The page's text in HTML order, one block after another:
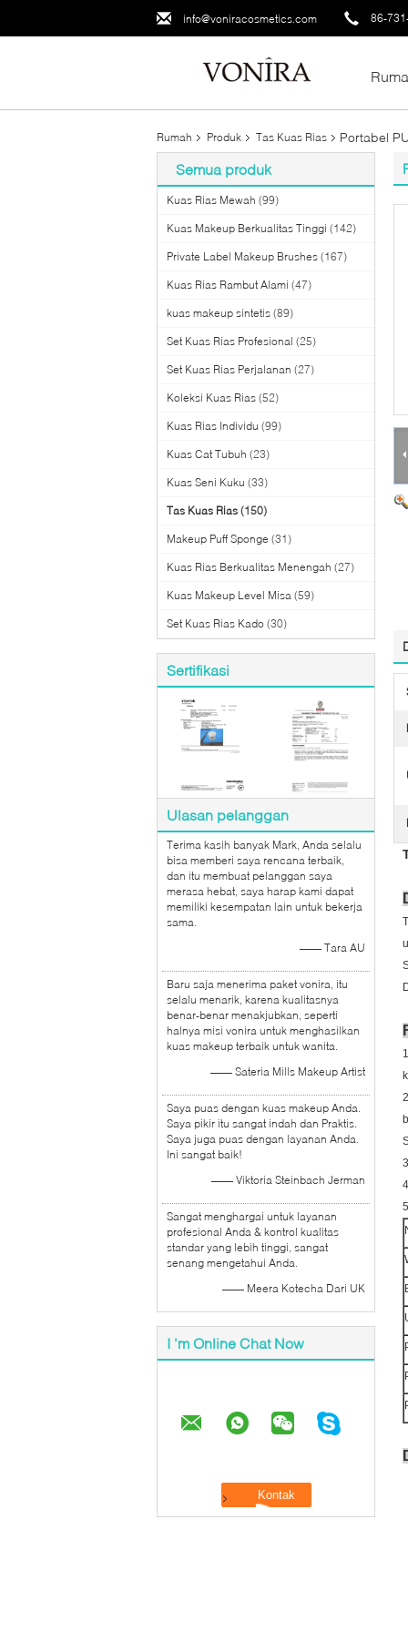
info@voniracosmetics.com 86-
Rumah Produk Tas Kuas Rias Portabel
Semua produk
Kuas Rias Mewah (99)
Kuas Makeup Berkualitas Tinggi (142)
Private Label Makeup Brushes (167)
Kuas Rias Rambut Alami (47)
kuas makeup sintetis (89)
Set Kuas Rias Profesional (25)
Set Kuas Rias Perjalanan (27)
Koleksi Kuas Rias (52)
Kuas Rias Individu (99)
Kuas Cat Tubuh (23)
Kuas Seni Kuku (33)
Tas Kuas Rias (150)
Makeup Puff Sponge (31)
Kuas Rias Berkualitas Menengah (27)
Kuas Makeup Level Misa (59)
Set Kuas Rias Kado (30)
Sertifikasi
Ulasan pelanggan
Terima kasih banyak Mark, Anda selalu
bisa memberi saya rencana terbaik,
dan itu membuat pelanggan saya
merasa hebat, saya harap kami dapat
memiliki kesempatan lain untuk bekerja
sama.
—— Tara AU
Baru saja menerima paket vonira, itu
selalu menarik, karena kualitasnya
benar-benar menakjubkan, seperti
halnya misi vonira untuk menghasilkan
kuas makeup terbaik untuk wanita.
—— Sateria Mills Makeup Artist
Saya puas dengan kuas makeup Anda.
Saya pikir itu sangat indah dan Praktis.
Saya juga puas dengan layanan Anda.
Ini sangat baik!
—— Viktoria Steinbach Jerman
Sangat menghargai untuk layanan
profesional Anda & kontrol kualitas
standar yang lebih tinggi, sangat
senang mengetahui Anda.
—— Meera Kotecha Dari UK
I 'm Online Chat Now